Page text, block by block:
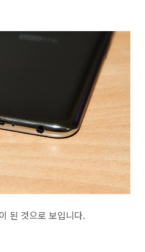
된 것으로 보입니다.